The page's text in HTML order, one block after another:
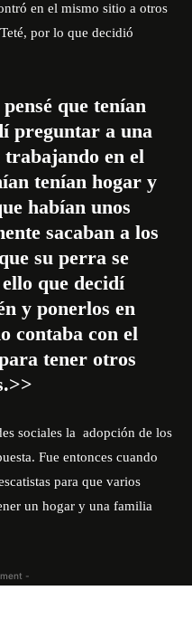
en el mismo sitio a otros
por lo que decidió
que tenían
preguntar a una
trabajando en el
tenían hogar y
habían unos
sacaban a los
su perra se
que decidí
y ponerlos en
contaba con el
tener otros
sociales la adopción de los
Fue entonces cuando
para que varios
un hogar y una familia
-